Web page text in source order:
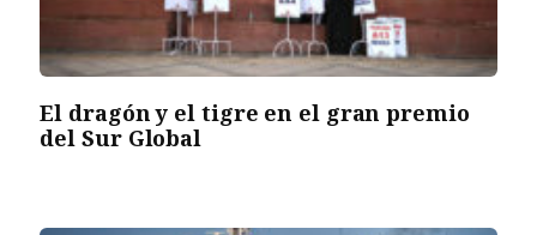
El dragón y el tigre en el gran premio
del Sur Global